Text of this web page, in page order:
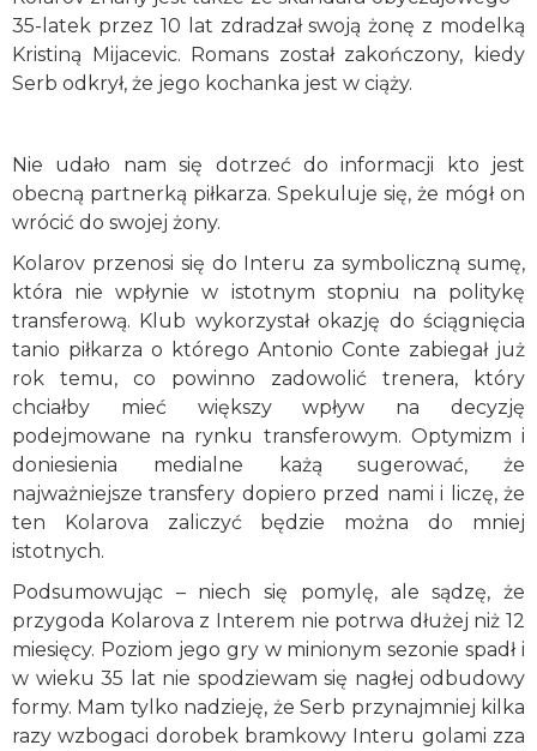
35-latek przez 10 lat zdradzał swoją żonę z modelką
Kristiną Mijacevic. Romans został zakończony, kiedy
Serb odkrył, że jego kochanka jest w ciąży.
Nie udało nam się dotrzeć do informacji kto jest
obecną partnerką piłkarza. Spekuluje się, że mógł on
wrócić do swojej żony.
Kolarov przenosi się do Interu za symboliczną sumę,
która nie wpłynie w istotnym stopniu na politykę
transferową. Klub wykorzystał okazję do ściągnięcia
tanio piłkarza o którego Antonio Conte zabiegał już
rok temu, co powinno zadowolić trenera, który
chciałby mieć większy wpływ na decyzję
podejmowane na rynku transferowym. Optymizm i
doniesienia medialne każą sugerować, że
najważniejsze transfery dopiero przed nami i liczę, że
ten Kolarova zaliczyć będzie można do mniej
istotnych.
Podsumowując – niech się pomylę, ale sądzę, że
przygoda Kolarova z Interem nie potrwa dłużej niż 12
miesięcy. Poziom jego gry w minionym sezonie spadł i
w wieku 35 lat nie spodziewam się nagłej odbudowy
formy. Mam tylko nadzieję, że Serb przynajmniej kilka
razy wzbogaci dorobek bramkowy Interu golami zza